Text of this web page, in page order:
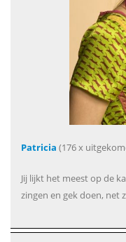
Patricia (176 x
Jij lijkt het meest op de
zingen en gek doen, net